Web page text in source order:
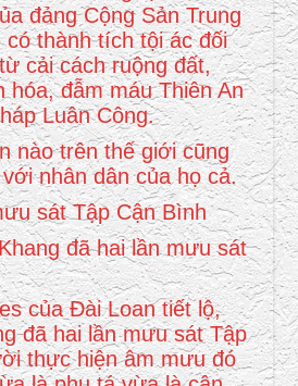
đảng Cộng Sản Trung
có thành tích tội ác đối
cải cách ruộng đất,
hóa, đẫm máu Thiên An
Luân Công.
nào trên thế giới cũng
nhân dân của họ cả.
sát Tập Cận Bình
đã hai lần mưu sát
của Đài Loan tiết lộ,
đã hai lần mưu sát Tập
thực hiện âm mưu đó